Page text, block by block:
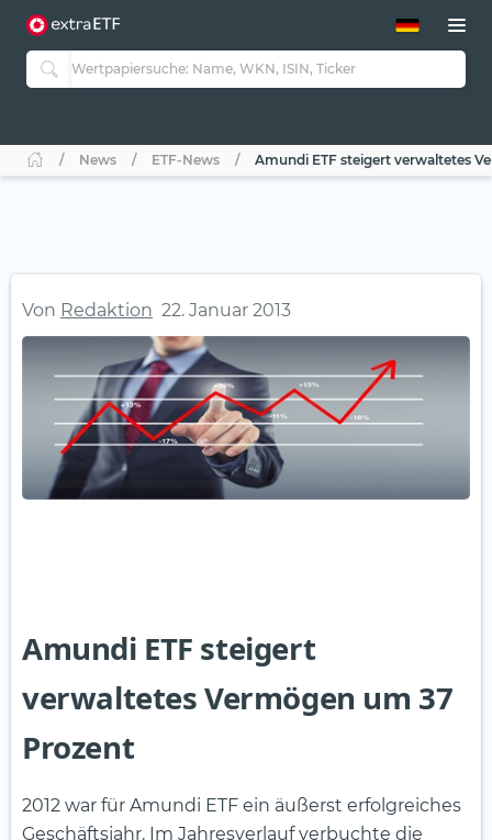
ETF-Guide 2.0
Guide Aktive ETFs
ETF-Sparpläne
News ETF-News Amundi ETF steigert verwaltetes
Von Redaktion 22. Januar 2013
Amundi ETF steigert
verwaltetes Vermögen um 37
Prozent
2012 war für Amundi ETF ein äußerst erfolgreiches
Geschäftsjahr. Im Jahresverlauf verbuchte die